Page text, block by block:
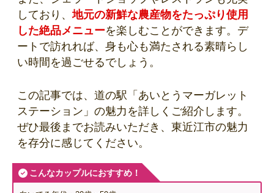
しており、地元の新鮮な農産物をたっぷり使用
した絶品メニューを楽しむことができます。デ
ートで訪れれば、身も心も満たされる素晴らし
い時間を過ごせるでしょう。
この記事では、道の駅「あいとうマーガレット
ステーション」の魅力を詳しくご紹介します。
ぜひ最後までお読みいただき、東近江市の魅力
を存分に感じてください。
こんなカップルにおすすめ！